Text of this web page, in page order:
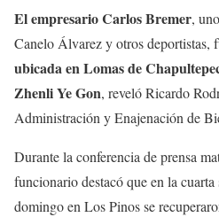
El empresario Carlos Bremer,
Canelo Álvarez y otros deportistas,
ubicada en Lomas de
Zhenli Ye Gon, reveló Ricardo
Administración y Enajenación de
Durante la conferencia de prensa
funcionario destacó que en la cuarta
domingo en Los Pinos se